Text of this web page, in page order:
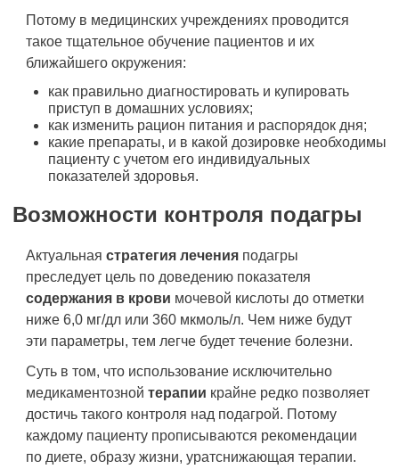
Потому в медицинских учреждениях проводится
такое тщательное обучение пациентов и их
ближайшего окружения:
как правильно диагностировать и купировать
приступ в домашних условиях;
как изменить рацион питания и распорядок дня;
какие препараты, и в какой дозировке необходимы
пациенту с учетом его индивидуальных
показателей здоровья.
Возможности контроля подагры
Актуальная стратегия лечения подагры
преследует цель по доведению показателя
содержания в крови мочевой кислоты до отметки
ниже 6,0 мг/дл или 360 мкмоль/л. Чем ниже будут
эти параметры, тем легче будет течение болезни.
Суть в том, что использование исключительно
медикаментозной терапии крайне редко позволяет
достичь такого контроля над подагрой. Потому
каждому пациенту прописываются рекомендации
по диете, образу жизни, уратснижающая терапии.